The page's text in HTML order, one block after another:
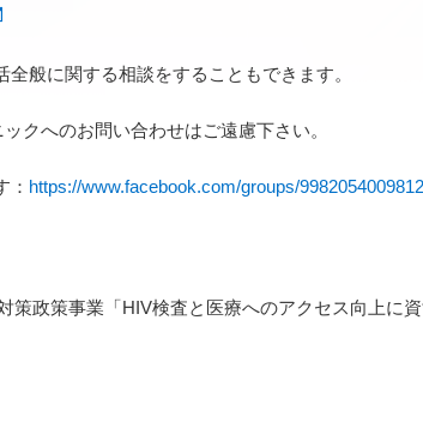
般に関する相談をすることもできます。
クへのお問い合わせはご遠慮下さい。
： https://www.facebook.com/groups/
政策事業「HIV検査と医療へのアクセス向上に